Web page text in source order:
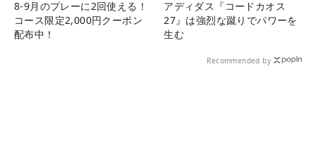
8-9月のプレーに2回使える！
コース限定2,000円クーポン
配布中！
アディダス『コードカオス
27』は強烈な蹴りでパワーを
生む
Recommended by